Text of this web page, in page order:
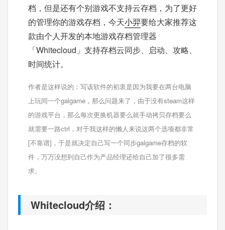
档，但是还有个别游戏不支持云存档，为了更好
的管理你的游戏存档，今天小羿要给大家推荐这
款由个人开发的本地游戏存档管理器
「Whitecloud」支持存档云同步、启动、攻略、
时间统计。
作者是这样说的：写该软件的初衷是因为我要在两台电脑
上玩同一个galgame，那么问题来了，由于没有steam这样
的游戏平台，那么每次更换机器要么就手动拷贝存档要么
就需要一路ctrl，对于我这样的懒人来说这两个选项都非常
[不靠谱]，于是就决定自己写一个同步galgame存档的软
件，万万没想到自己作为产品经理还给自己加了很多需
求。
Whitecloud介绍：